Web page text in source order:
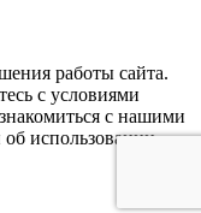
работы сайта.
с условиями
с нашими
использовании